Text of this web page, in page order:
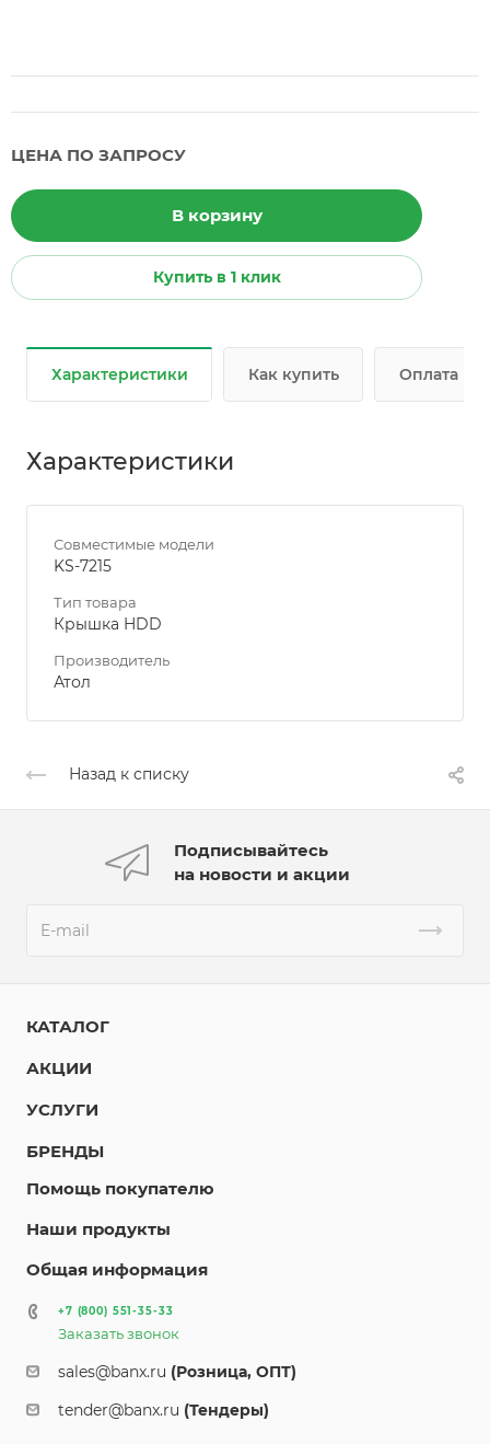
ЦЕНА ПО ЗАПРОСУ
В корзину
Купить в 1 клик
Характеристики Как купить Оплата
Характеристики
Совместимые модели
KS-7215
Тип товара
Крышка HDD
Производитель
Атол
Назад к списку
Подписывайтесь
на новости и акции
КАТАЛОГ
АКЦИИ
УСЛУГИ
БРЕНДЫ
Помощь покупателю
Наши продукты
Общая информация
+7 (800) 551-35-33
Заказать звонок
sales@banx.ru (Розница, ОПТ)
tender@banx.ru (Тендеры)